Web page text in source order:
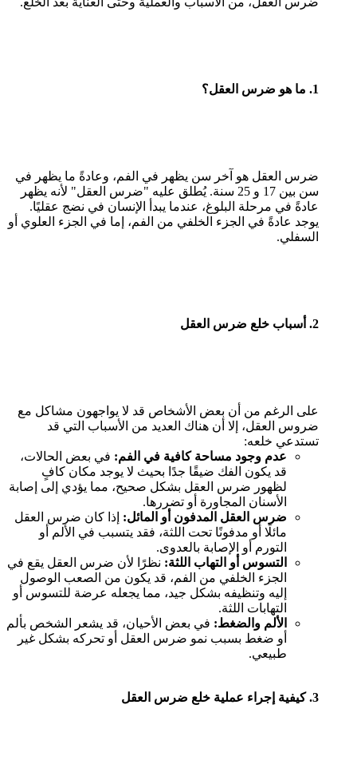
1. ما هو ضرس العقل؟
ضرس العقل هو آخر سن يظهر في الفم، وعادةً ما يظهر في
سن بين 17 و 25 سنة. يُطلق عليه "ضرس العقل" لأنه يظهر
عادةً في مرحلة البلوغ، عندما يبدأ الإنسان في نضج عقليًا.
يوجد عادةً في الجزء الخلفي من الفم، إما في الجزء العلوي أو
السفلي.
2. أسباب خلع ضرس العقل
على الرغم من أن بعض الأشخاص قد لا يواجهون مشاكل مع
ضروس العقل، إلا أن هناك العديد من الأسباب التي قد
تستدعي خلعه:
عدم وجود مساحة كافية في الفم: في بعض الحالات،
قد يكون الفك ضيقًا جدًا بحيث لا يوجد مكان كافٍ
لظهور ضرس العقل بشكل صحيح، مما يؤدي إلى إصابة
الأسنان المجاورة أو تضررها.
ضرس العقل المدفون أو المائل: إذا كان ضرس العقل
مائلًا أو مدفونًا تحت اللثة، فقد يتسبب في الألم أو
التورم أو الإصابة بالعدوى.
التسوس أو التهاب اللثة: نظرًا لأن ضرس العقل يقع في
الجزء الخلفي من الفم، قد يكون من الصعب الوصول
إليه وتنظيفه بشكل جيد، مما يجعله عرضة للتسوس أو
التهابات اللثة.
الألم والضغط: في بعض الأحيان، قد يشعر الشخص بألم
أو ضغط بسبب نمو ضرس العقل أو تحركه بشكل غير
طبيعي.
3. كيفية إجراء عملية خلع ضرس العقل